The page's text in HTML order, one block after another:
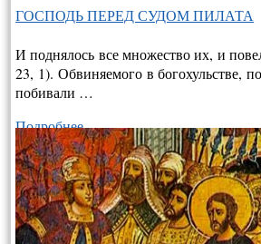
ГОСПОДЬ ПЕРЕД СУДОМ ПИЛАТА
И поднялось все множество их, и
23, 1). Обвиняемого в богохульстве,
побивали …
Подробнее…